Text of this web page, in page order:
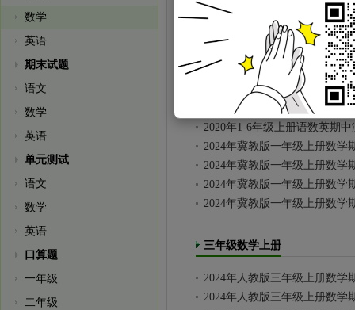
数学
英语
期末试题
语文
数学
英语
单元测试
语文
数学
英语
口算题
一年级
二年级
过精准查找方式，
下册
一年级数学上册
2020年1-6年级上册语数英期
2024年冀教版一年级上册数学
2024年冀教版一年级上册数学
2024年冀教版一年级上册数学
2024年冀教版一年级上册数学
三年级数学上册
2024年人教版三年级上册数学
2024年人教版三年级上册数学